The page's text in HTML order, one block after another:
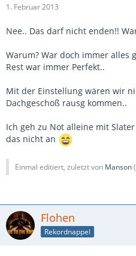
1. Februar 2013
Nee.. Das darf nicht enden!!
Warum? War doch immer alles
Rest war immer Perfekt..
Mit der Einstellung wären wir
Dachgeschoß rausg kommen..
Ich geh zu Not alleine mit
das nicht an
Einmal editiert, zuletzt von Manson(
Flohen
Rekordnappel